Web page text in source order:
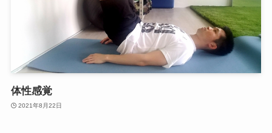
体性感覚
2021年8月22日